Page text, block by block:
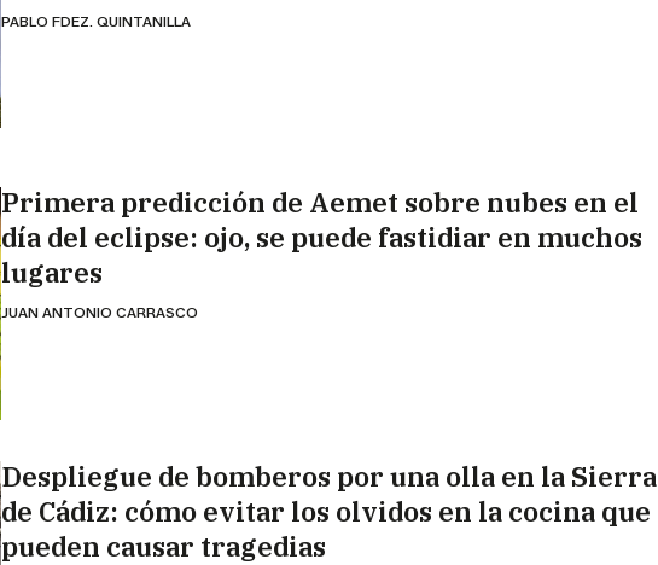
PABLO FDEZ. QUINTANILLA
Primera predicción de Aemet sobre nubes en el
día del eclipse: ojo, se puede fastidiar en muchos
lugares
JUAN ANTONIO CARRASCO
Despliegue de bomberos por una olla en la Sierra
de Cádiz: cómo evitar los olvidos en la cocina que
pueden causar tragedias